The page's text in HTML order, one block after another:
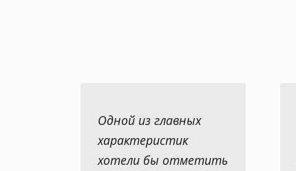
Одной из главных
характеристик
хотели бы отметить